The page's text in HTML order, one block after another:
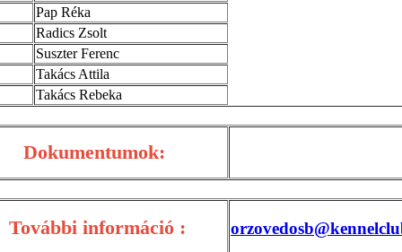
Pap Réka
Radics Zsolt
Suszter Ferenc
Takács Attila
Takács Rebeka
Dokumentumok:
További információ :